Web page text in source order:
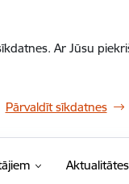
Ar Jūsu
Pārvaldīt sīkdatnes
Aktualitātes